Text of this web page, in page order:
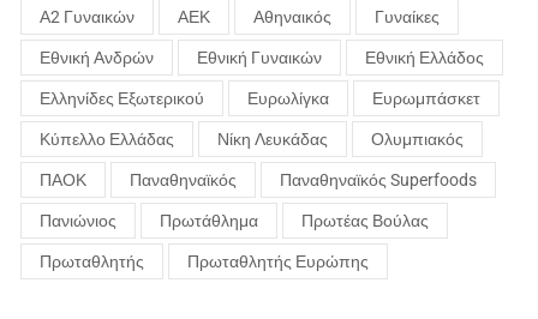
Α2 Γυναικών ΑΕΚ Αθηναικός Γυναίκες
Εθνική Ανδρών Εθνική Γυναικών Εθνική Ελλάδος
Ελληνίδες Εξωτερικού Ευρωλίγκα Ευρωμπάσκετ
Κύπελλο Ελλάδας Νίκη Λευκάδας Ολυμπιακός
ΠΑΟΚ Παναθηναϊκός Παναθηναϊκός Superfoods
Πανιώνιος Πρωτάθλημα Πρωτέας Βούλας
Πρωταθλητής Πρωταθλητής Ευρώπης